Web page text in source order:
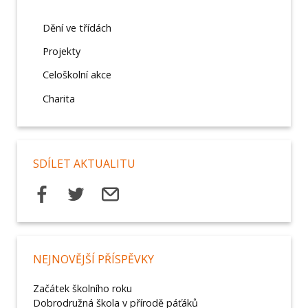
Dění ve třídách
Projekty
Celoškolní akce
Charita
SDÍLET AKTUALITU
NEJNOVĚJŠÍ PŘÍSPĚVKY
Začátek školního roku
Dobrodružná škola v přírodě páťáků